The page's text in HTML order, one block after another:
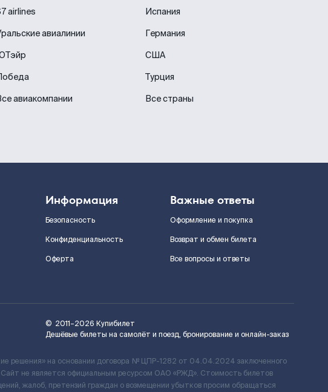
airlines
авиалинии
авиакомпании
Испания
Германия
США
Турция
Все страны
Информация
Безопасность
Конфиденциальность
Оферта
Важные ответы
Оформление и покупка
Возврат и обмен билета
Все вопросы и ответы
© 2011–2026 Купибилет
Дешёвые билеты на самолёт и поезд, бронирование и онлайн-заказ
решения» на основании договора № ЦПР-1282 от 04.04.2024 заключенного
не является официальным ресурсом ОАО «РЖД». Стоимость билетов
жалоб, претензий граждан о возмещении убытков просим обращаться